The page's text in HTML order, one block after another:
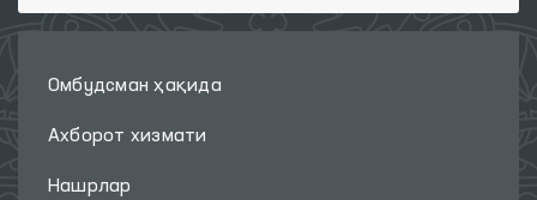
Омбудсман ҳақида
Ахборот хизмати
Нашрлар